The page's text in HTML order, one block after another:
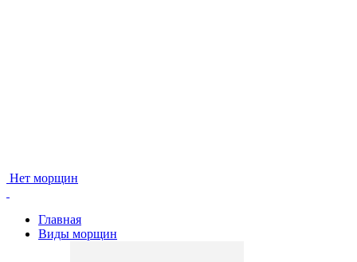
Нет морщин
Главная
Виды морщин